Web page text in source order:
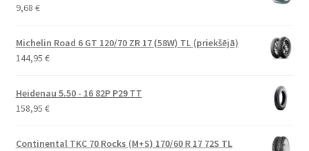
9,68 €
Michelin Road 6 GT 120/70 ZR 17 (58W) TL (priekšējā)
144,95 €
Heidenau 5.50 - 16 82P P29 TT
158,95 €
Continental TKC 70 Rocks (M+S) 170/60 R 17 72S TL